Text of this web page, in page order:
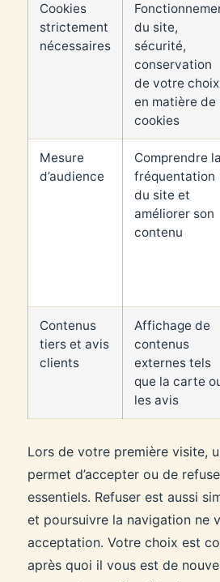
Cookies
strictement
nécessaires
du site,
sécurité,
conservation
de votre choix
en matière de
cookies
Mesure
d’audience
Comprendre la
fréquentation
du site et
améliorer son
contenu
Contenus
tiers et avis
clients
Affichage de
contenus
externes tels
que la carte
les avis
Lors de votre première visite,
permet d’accepter ou de
essentiels. Refuser est aussi
et poursuivre la navigation ne
acceptation. Votre choix est
après quoi il vous est de